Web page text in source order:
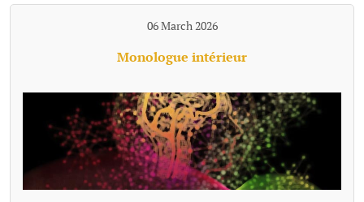
06 March 2026
Monologue intérieur